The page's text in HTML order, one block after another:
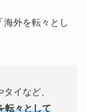
海外を転々とし
イなど、
転々として